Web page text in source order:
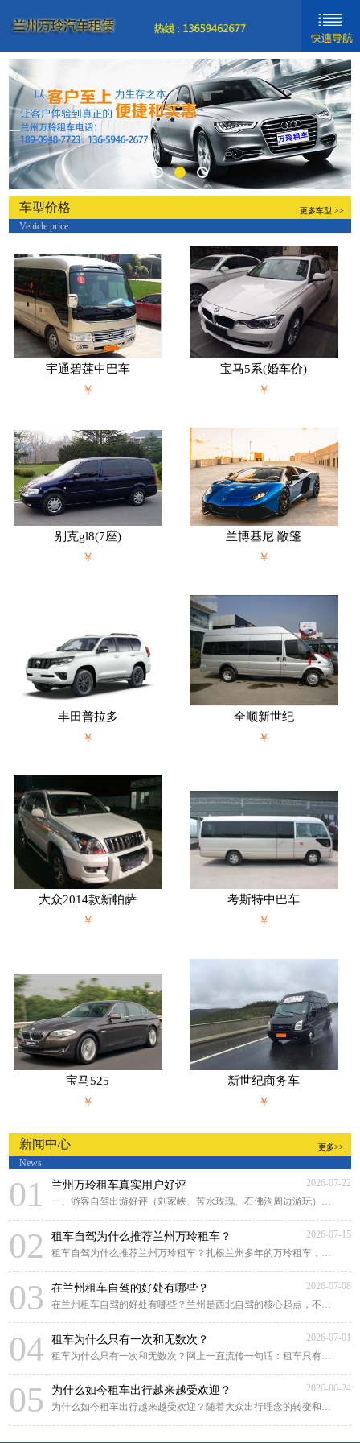
车型价格 更多车型 >>
Vehicle price
宇通碧莲中巴车
￥
宝马5系(婚车价)
￥
别克gl8(7座)
￥
兰博基尼 敞篷
￥
丰田普拉多
￥
全顺新世纪
￥
大众2014款新帕萨
￥
考斯特中巴车
￥
宝马525
￥
新世纪商务车
￥
新闻中心 更多>>
News
01 兰州万玲租车真实用户好评
2026-07-22
一、游客自驾出游好评（刘家峡、苦水玫瑰、石佛沟周边游玩）来兰州游玩，对比好几家租
02 租车自驾为什么推荐兰州万玲租车？
2026-07-15
租车自驾为什么推荐兰州万玲租车？扎根兰州多年的万玲租车，凭借本土化深耕、贴心靠谱
03 在兰州租车自驾的好处有哪些？
2026-07-08
在兰州租车自驾的好处有哪些？兰州是西北自驾的核心起点，不管是市区畅游黄河风情线，
04 租车为什么只有一次和无数次？
2026-07-01
租车为什么只有一次和无数次？网上一直流传一句话：租车只有一次和无数次。很多人原
05 为什么如今租车出行越来越受欢迎？
2026-06-24
为什么如今租车出行越来越受欢迎？随着大众出行理念的转变和租车行业的规范化发展，租
新闻动态
车型分类
关于我们
新手入门
帮助中心